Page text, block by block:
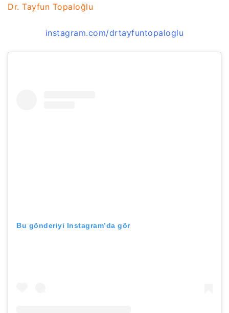
Dr. Tayfun Topaloğlu
instagram.com/drtayfuntopaloglu
Bu gönderiyi Instagram’da gör